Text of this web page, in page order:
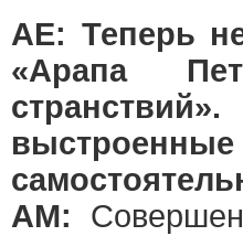
АЕ: Теперь
«Арапа
АМ: